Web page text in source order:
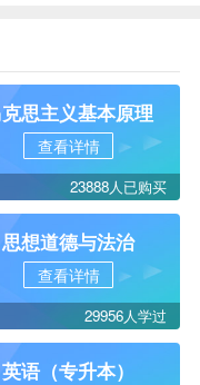
思主义基本原理
查看详情
23888人已购买
思想道德与法治
查看详情
29956人学过
英语（专升本）